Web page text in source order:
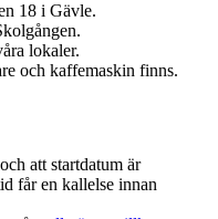
18 i Gävle.
lokaler.
och kaffemaskin finns.
att startdatum är
får en kallelse innan